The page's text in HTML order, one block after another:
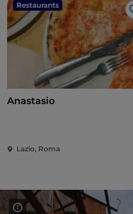
Restaurants
Anastasio
Lazio, Roma